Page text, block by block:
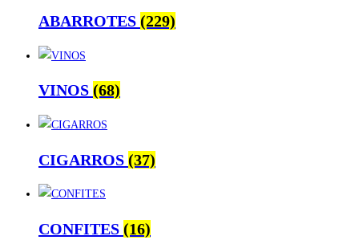
ABARROTES (229)
VINOS (68)
CIGARROS (37)
CONFITES (16)